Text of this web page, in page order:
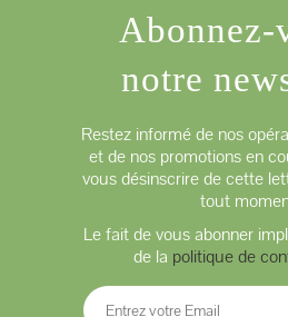
Abonnez-
notre
Restez informé de nos
et de nos promotions en
vous désinscrire de cette
tout
Le fait de vous abonner
de la politique de